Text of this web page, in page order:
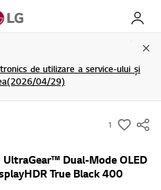
My LG
de utilizare a service-ului și
04/29)
1
s
m
Dual-Mode OLED
True Black 400